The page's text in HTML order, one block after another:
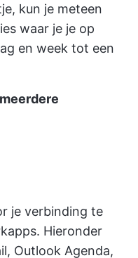
kun je meteen
waar je je op
en week tot een
je verbinding te
Hieronder
Outlook Agenda,